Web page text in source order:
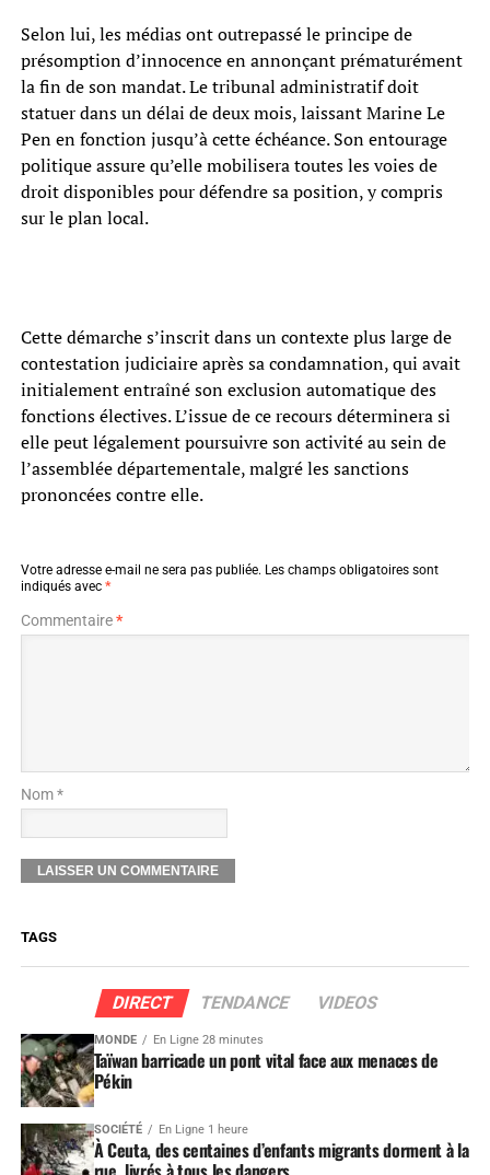
Selon lui, les médias ont outrepassé le principe de
présomption d’innocence en annonçant prématurément
la fin de son mandat. Le tribunal administratif doit
statuer dans un délai de deux mois, laissant Marine Le
Pen en fonction jusqu’à cette échéance. Son entourage
politique assure qu’elle mobilisera toutes les voies de
droit disponibles pour défendre sa position, y compris
sur le plan local.
Cette démarche s’inscrit dans un contexte plus large de
contestation judiciaire après sa condamnation, qui avait
initialement entraîné son exclusion automatique des
fonctions électives. L’issue de ce recours déterminera si
elle peut légalement poursuivre son activité au sein de
l’assemblée départementale, malgré les sanctions
prononcées contre elle.
Votre adresse e-mail ne sera pas publiée. Les champs obligatoires sont
indiqués avec *
Commentaire*
Nom *
TAGS
DIRECT TENDANCE VIDEOS
MONDE En Ligne 28 minutes
Taïwan barricade un pont vital face aux menaces de
Pékin
SOCIÉTÉ En Ligne 1 heure
À Ceuta, des centaines d’enfants migrants dorment à la